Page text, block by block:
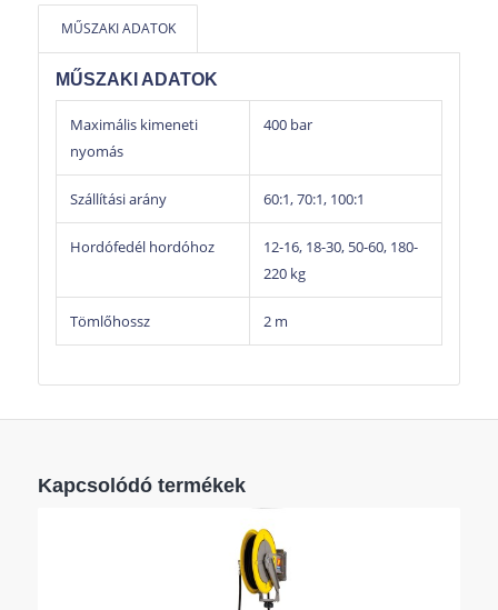
MŰSZAKI ADATOK
MŰSZAKI ADATOK
Maximális kimeneti
nyomás
400 bar
Szállítási arány 60:1, 70:1, 100:1
Hordófedél hordóhoz
12-16, 18-30, 50-60, 180-
220 kg
Tömlőhossz 2 m
Kapcsolódó termékek